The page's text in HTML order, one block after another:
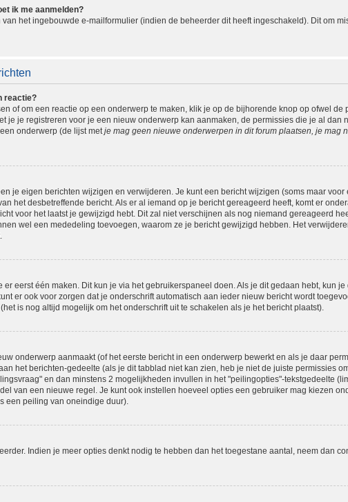
ik me aanmelden?
het ingebouwde e-mailformulier (indien de beheerder dit heeft ingeschakeld). Dit om
reactie?
of om een reactie op een onderwerp te maken, klik je op de bijhorende knop op ofwel de
je je registreren voor je een nieuw onderwerp kan aanmaken, de permissies die je al dan
onderwerp (de lijst metje mag geen nieuwe onderwerpen in dit forum plaatsen, je mag
je eigen berichten wijzigen en verwijderen. Je kunt een bericht wijzigen (soms maar voor
het desbetreffende bericht. Als er al iemand op je bericht gereageerd heeft, komt er
voor het laatst je gewijzigd hebt. Dit zal niet verschijnen als nog niemand gereageerd
wel een mededeling toevoegen, waarom ze je bericht gewijzigd hebben. Het
eerst één maken. Dit kun je via het gebruikerspaneel doen. Als je dit gedaan hebt, kun je
er ook voor zorgen dat je onderschrift automatisch aan ieder nieuw bericht wordt
is nog altijd mogelijk om het onderschrift uit te schakelen als je het bericht plaatst).
onderwerp aanmaakt (of het eerste bericht in een onderwerp bewerkt en als je daar
het berichten-gedeelte (als je dit tabblad niet kan zien, heb je niet de juiste permissies
en dan minstens 2 mogelijkheden invullen in het "peilingopties"-tekstgedeelte
van een nieuwe regel. Je kunt ook instellen hoeveel opties een gebruiker mag kiezen
een peiling van oneindige duur).
Indien je meer opties denkt nodig te hebben dan het toegestane aantal, neem dan